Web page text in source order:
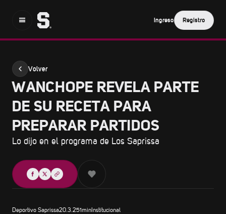
Ingreso Registro
Volver
WANCHOPE REVELA PARTE
DE SU RECETA PARA
PREPARAR PARTIDOS
Lo dijo en el programa de Los Saprissa
Compartir
Deportivo Saprissa20.3.251min Institucional